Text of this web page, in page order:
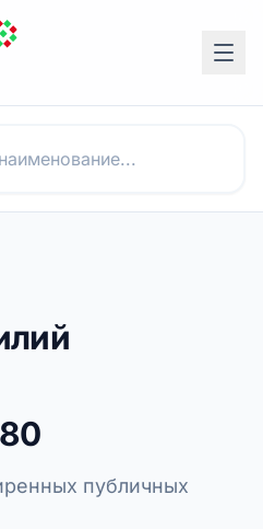
публичных